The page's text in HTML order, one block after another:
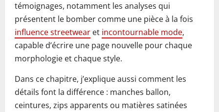
témoignages, notamment les analyses qui
présentent le bomber comme une pièce à la fois
influence streetwear et incontournable mode,
capable d’écrire une page nouvelle pour chaque
morphologie et chaque style.
Dans ce chapitre, j’explique aussi comment les
détails font la différence : manches ballon,
ceintures, zips apparents ou matières satinées